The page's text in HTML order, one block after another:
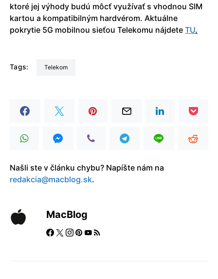
ktoré jej výhody budú môcť využívať s vhodnou SIM
kartou a kompatibilným hardvérom. Aktuálne
pokrytie 5G mobilnou sieťou Telekomu nájdete TU.
Tags: Telekom
Našli ste v článku chybu? Napíšte nám na
redakcia@macblog.sk.
MacBlog